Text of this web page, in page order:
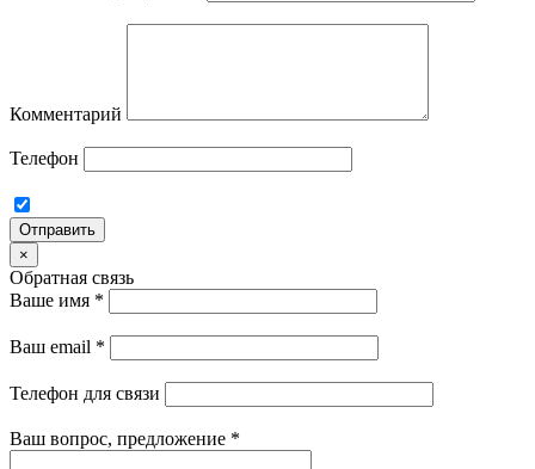
Комментарий
Телефон
Отправить
×
Обратная связь
Ваше имя *
Ваш email *
Телефон для связи
Ваш вопрос, предложение *